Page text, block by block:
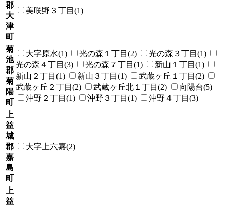
郡
大
津
町
美咲野３丁目(1)
菊
池
郡
菊
陽
町
大字原水(1) 光の森１丁目(2)
光の森３丁目(1)
光の森４丁目(3)
光の森７丁目(1)
新山１丁目(1)
新山２丁目(1)
新山３丁目(1)
武蔵ヶ丘１丁目(2)
武蔵ヶ丘２丁目(2)
武蔵ヶ丘北１丁目(2)
向陽台(5)
沖野２丁目(1)
沖野３丁目(1)
沖野４丁目(3)
上
益
城
郡
嘉
島
町
大字上六嘉(2)
上
益